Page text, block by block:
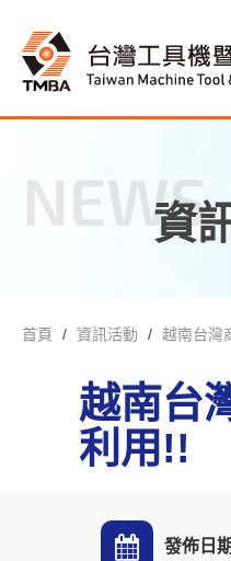
NEWS
資
首頁 資訊活動 越南台灣
越南台
利用!!
發佈日